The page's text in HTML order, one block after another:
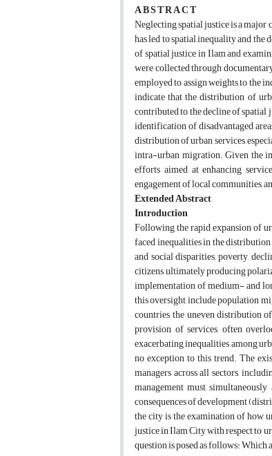
A B S T R A C T
Neglecting spatial justice is a
has led to spatial inequality and the
of spatial justice in Ilam and
were collected through
employed to assign weights to the
indicate that the distribution of
contributed to the decline of
identification of disadvantaged
distribution of urban services,
intra-urban migration. Given the
efforts aimed at enhancing
engagement of local communities,
Extended Abstract
Introduction
Following the rapid expansion of
faced inequalities in the
and social disparities, poverty,
citizens, ultimately producing
implementation of medium- and
this oversight include population
countries, the uneven distribution
provision of services, often
exacerbating inequalities among
no exception to this trend. The
managers across all sectors,
management must
consequences of development
the city is the examination of how
justice in Ilam City with respect to
question is posed as follows: Which